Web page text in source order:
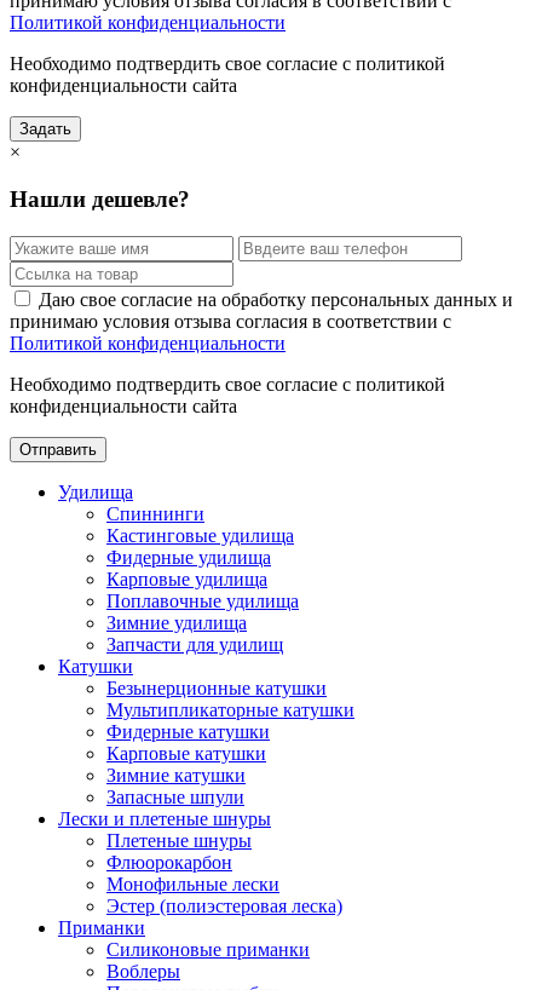
Политикой конфиденциальности
Необходимо подтвердить свое согласие с политикой
конфиденциальности сайта
Задать
×
Нашли дешевле?
Даю свое согласие на обработку персональных данных и
принимаю условия отзыва согласия в соответствии с
Политикой конфиденциальности
Необходимо подтвердить свое согласие с политикой
конфиденциальности сайта
Отправить
Удилища
Спиннинги
Кастинговые удилища
Фидерные удилища
Карповые удилища
Поплавочные удилища
Зимние удилища
Запчасти для удилищ
Катушки
Безынерционные катушки
Мультипликаторные катушки
Фидерные катушки
Карповые катушки
Зимние катушки
Запасные шпули
Лески и плетеные шнуры
Плетеные шнуры
Флюорокарбон
Монофильные лески
Эстер (полиэстеровая леска)
Приманки
Силиконовые приманки
Воблеры